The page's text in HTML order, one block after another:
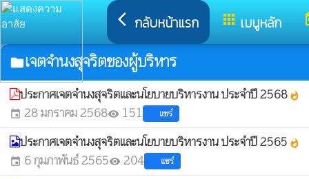
arrow_back_ios กลับหน้าแรก apps เมนูหลัก
folderเจตจำนงสุจริตของผู้บริหาร
ประกาศเจตจำนงสุจริตและนโยบายบริหารงาน ประจำปี 2568 whatshot
event 28 มกราคม 2568visibility 151 แชร์
ประกาศเจตจำนงสุจริตและนโยบายบริหารงาน ประจำปี 2565 whatshot
event 6 กุมภาพันธ์ 2565visibility 204 แชร์